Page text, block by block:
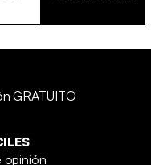
GRATUITO
opinión